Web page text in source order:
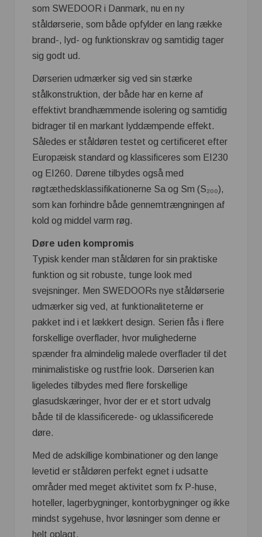
som SWEDOOR i Danmark, nu en ny
ståldørserie, som både opfylder en lang række
brand-, lyd- og funktionskrav og samtidig tager
sig godt ud.
Dørserien udmærker sig ved sin stærke
stålkonstruktion, der både har en kerne af
effektivt brandhæmmende isolering og samtidig
bidrager til en markant lyddæmpende effekt.
Således er ståldøren testet og certificeret efter
Europæisk standard og klassificeres som EI230
og EI260. Dørene tilbydes også med
røgtæthedsklassifikationerne Sa og Sm (S₂₀₀),
som kan forhindre både gennemtrængningen af
kold og middel varm røg.
Døre uden kompromis
Typisk kender man ståldøren for sin praktiske
funktion og sit robuste, tunge look med
svejsninger. Men SWEDOORs nye ståldørserie
udmærker sig ved, at funktionaliteterne er
pakket ind i et lækkert design. Serien fås i flere
forskellige overflader, hvor mulighederne
spænder fra almindelig malede overflader til det
minimalistiske og rustfrie look. Dørserien kan
ligeledes tilbydes med flere forskellige
glasudskæringer, hvor der er et stort udvalg
både til de klassificerede- og uklassificerede
døre.
Med de adskillige kombinationer og den lange
levetid er ståldøren perfekt egnet i udsatte
områder med meget aktivitet som fx P-huse,
hoteller, lagerbygninger, kontorbygninger og ikke
mindst sygehuse, hvor løsninger som denne er
helt oplagt.